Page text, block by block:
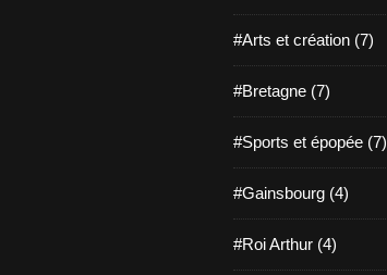
#Arts et création (7)
#Bretagne (7)
#Sports et épopée (7)
#Gainsbourg (4)
#Roi Arthur (4)